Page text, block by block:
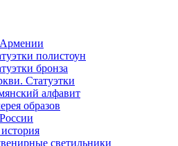
полистоун
бронза
Статуэтки
алфавит
образов
светильники